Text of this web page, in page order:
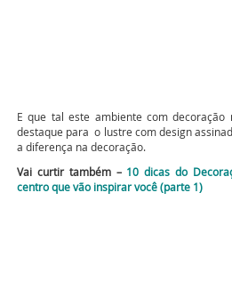
E que tal este ambiente com decoração
destaque para o lustre com design
a diferença na decoração.
Vai curtir também – 10 dicas do
centro que vão inspirar você (parte 1)